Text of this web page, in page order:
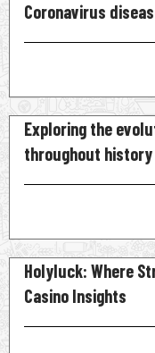
Coronavirus
Exploring the
throughout history
Holyluck: Where
Casino Insights